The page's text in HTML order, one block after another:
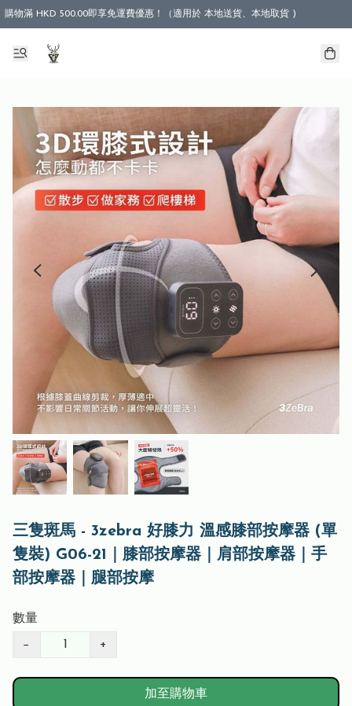
購物滿 HKD 500.00即享免運費優惠！（適用於 本地送貨、本地取貨 )
三隻斑馬 - 3zebra 好膝力 溫感膝部按摩器 (單
隻裝) G06-21｜膝部按摩器｜肩部按摩器｜手
部按摩器｜腿部按摩
數量
− +
加至購物車